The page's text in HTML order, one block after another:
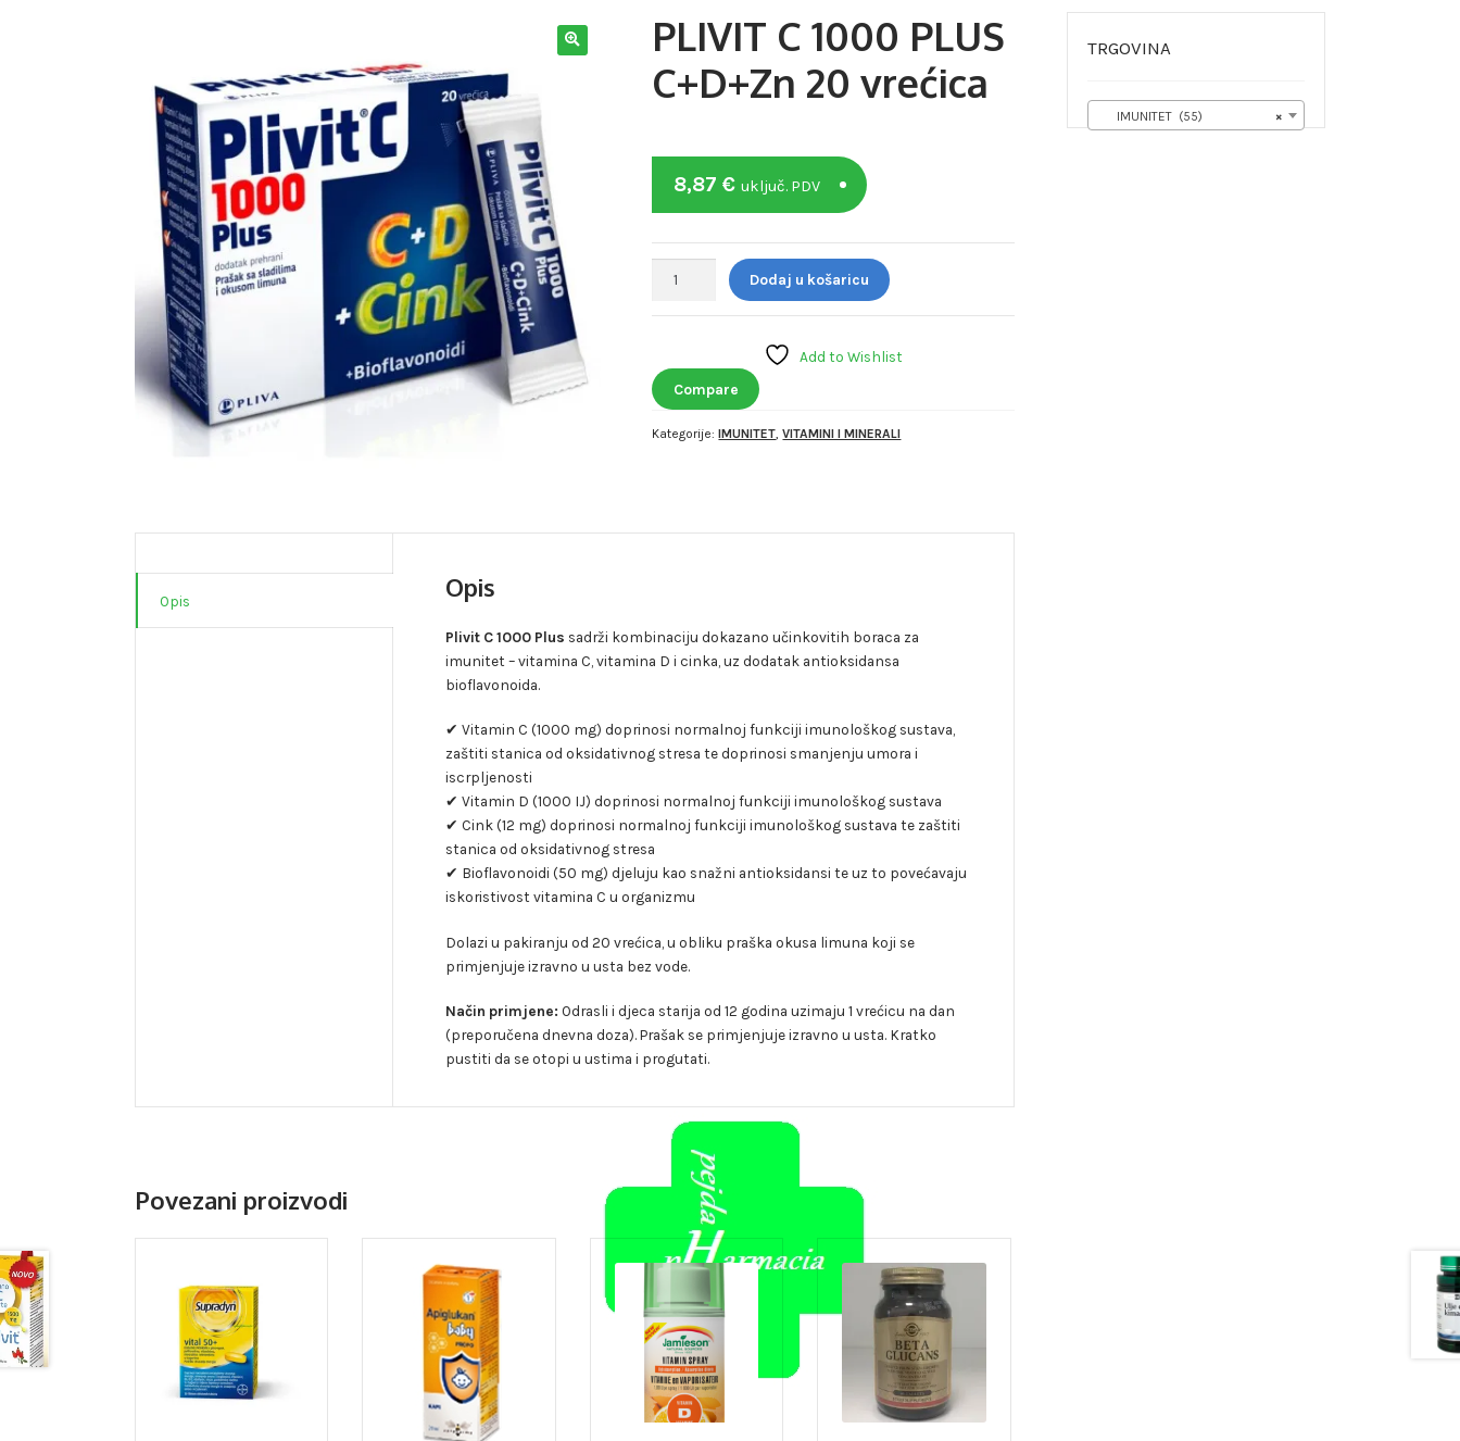
PLIVIT C 1000 PLUS
C+D+Zn 20 vrećica
8,87 € uključ. PDV
1000
C+D+Zn
20
vrećica
količina
Dodaj u košaricu
Add to Wishlist
Compare
Kategorije:IMUNITET,VITAMINI I MINERALI
Opis Opis
Plivit C 1000 Plus sadrži kombinaciju dokazano učinkovitih boraca za
imunitet – vitamina C, vitamina D i cinka, uz dodatak antioksidansa
bioflavonoida.
✔ Vitamin C (1000 mg) doprinosi normalnoj funkciji imunološkog sustava,
zaštiti stanica od oksidativnog stresa te doprinosi smanjenju umora i
iscrpljenosti
✔ Vitamin D (1000 IJ) doprinosi normalnoj funkciji imunološkog sustava
✔ Cink (12 mg) doprinosi normalnoj funkciji imunološkog sustava te zaštiti
stanica od oksidativnog stresa
✔ Bioflavonoidi (50 mg) djeluju kao snažni antioksidansi te uz to povećavaju
iskoristivost vitamina C u organizmu
Dolazi u pakiranju od 20 vrećica, u obliku praška okusa limuna koji se
primjenjuje izravno u usta bez vode.
Način primjene: Odrasli i djeca starija od 12 godina uzimaju 1 vrećicu na dan
(preporučena dnevna doza). Prašak se primjenjuje izravno u usta. Kratko
pustiti da se otopi u ustima i progutati.
Povezani proizvodi
TRGOVINA
×
IMUNITET (55)